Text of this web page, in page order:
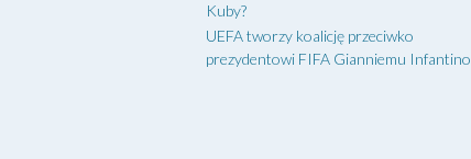
Kuby?
UEFA tworzy koalicję przeciwko
prezydentowi FIFA Gianniemu Infantino